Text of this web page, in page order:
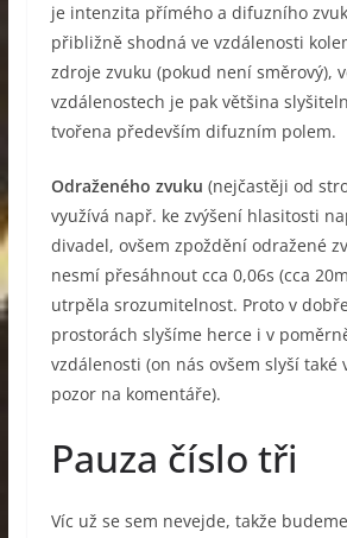
je intenzita přímého a difuzního
přibližně shodná ve vzdálenosti
zdroje zvuku (pokud není směrový),
vzdálenostech je pak většina
tvořena především difuzním polem.
Odraženého zvuku (nejčastěji od
využívá např. ke zvýšení hlasitosti
divadel, ovšem zpoždění odražené
nesmí přesáhnout cca 0,06s (cca
utrpěla srozumitelnost. Proto v
prostorách slyšíme herce i v
vzdálenosti (on nás ovšem slyší také
pozor na komentáře).
Pauza číslo tři
Víc už se sem nevejde, takže